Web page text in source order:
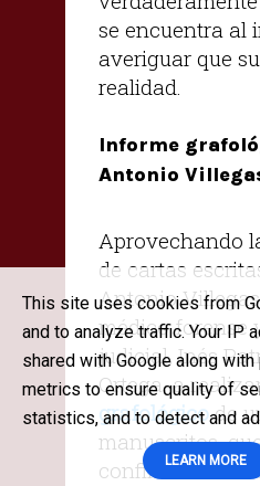
se encuentra al
averiguar que
realidad.
Informe
Antonio
Aprovechando
de cartas
Antonio
médico forense
judicial, Inés
Ortega, a
grafológicode
manuscritos,
confirmar
This site uses cookies from
and to analyze traffic. Your IP
shared with Google along
metrics to ensure quality of
statistics, and to detect and
LEARN MORE